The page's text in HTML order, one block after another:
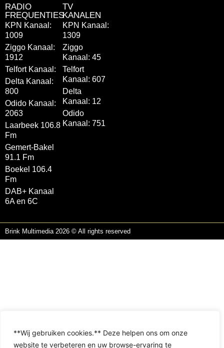
**Wij gebruiken cookies.** Deze helpen ons om onze
website te verbeteren en uw browse-ervaring te
RADIO
FREQUENTIES
KPN Kanaal:
1009
Ziggo Kanaal:
1912
Telfort Kanaal:
Delta Kanaal:
800
Odido Kanaal:
2063
Laarbeek 106.8
Fm
Gemert-Bakel
91.1 Fm
Boekel 106.4
Fm
DAB+ Kanaal
6A en 6C
TV
KANALEN
KPN Kanaal:
1309
Ziggo
Kanaal: 45
Telfort
Kanaal: 607
Delta
Kanaal: 12
Odido
Kanaal: 751
Brink Multimedia 2026 © All rights reserved